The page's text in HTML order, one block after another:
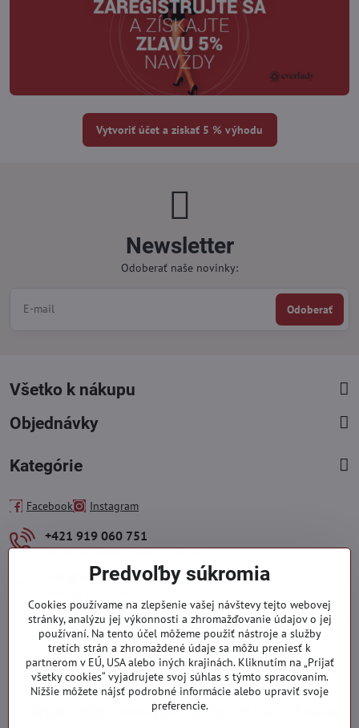
Vytvoriť účet a získať 5 % výhodu
Newsletter
Odoberať naše novinky:
Odoberať
Všetko k nákupu
Objednávky
Kategórie
Facebook Instagram
+421 919 060 751
Pondelok - Piatok : 09:00 - 15:00 hod.
info​@everlady​.eu
Predvoľby súkromia
Cookies používame na zlepšenie vašej návštevy tejto webovej
stránky, analýzu jej výkonnosti a zhromažďovanie údajov o jej
používaní. Na tento účel môžeme použiť nástroje a služby
tretích strán a zhromaždené údaje sa môžu preniesť k
partnerom v EÚ, USA alebo iných krajinách. Kliknutím na „Prijať
všetky cookies“ vyjadrujete svoj súhlas s týmto spracovaním.
Nižšie môžete nájsť podrobné informácie alebo upraviť svoje
preferencie.